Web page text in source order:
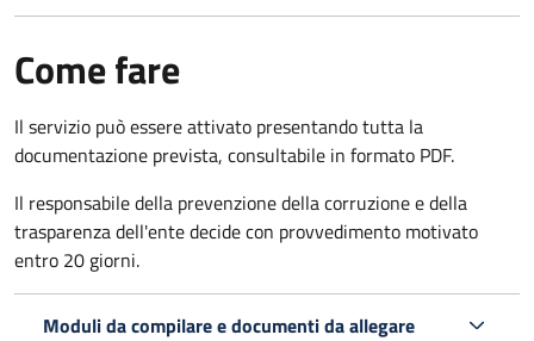
Come fare
Il servizio può essere attivato presentando tutta la
documentazione prevista, consultabile in formato PDF.
Il responsabile della prevenzione della corruzione e della
trasparenza dell'ente decide con provvedimento motivato
entro 20 giorni.
Moduli da compilare e documenti da allegare